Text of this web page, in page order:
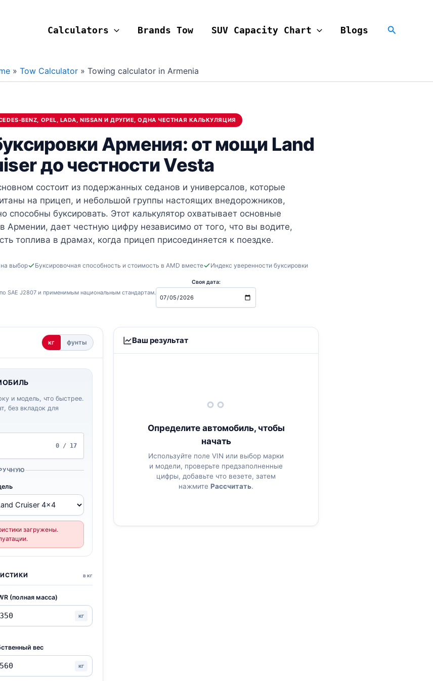
Calculators Brands Tow SUV Capacity Chart Blogs Search
Tow Calculator Towing calculator​ in Armenia
BENZ, OPEL, LADA, NISSAN И ДРУГИЕ, ОДНА ЧЕСТНАЯ КАЛЬКУЛЯЦИЯ
Армения: от мощи Land
до честности Vesta
состоит из подержанных седанов и универсалов, которые
на прицеп, и небольшой группы настоящих внедорожников,
способны буксировать. Этот калькулятор охватывает основные
Армении, дает честную цифру независимо от того, что вы водите,
топлива в драмах, когда прицеп присоединяется к поездке.
выбор Буксировочная способность и стоимость в AMD вместе Индекс уверенности буксировки
SAE J2807 и применимым национальным стандартам.
Своя дата:
для Армении
кг фунты
и модель, что быстрее.
без вкладок для
0 / 17
загружены.
в кг
(полная масса)
кг
вес
кг
Ваш результат
Определите автомобиль, чтобы
начать
Используйте поле VIN или выбор марки
и модели, проверьте предзаполненные
цифры, добавьте что везете, затем
нажмитеРассчитать.